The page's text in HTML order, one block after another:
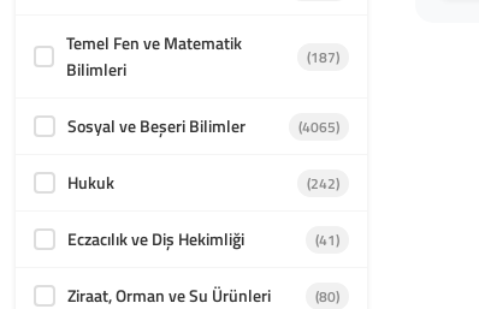
Temel Fen ve Matematik
Bilimleri
(187)
Sosyal ve Beşeri Bilimler (4065)
Hukuk (242)
Eczacılık ve Diş Hekimliği (41)
Ziraat, Orman ve Su Ürünleri (80)